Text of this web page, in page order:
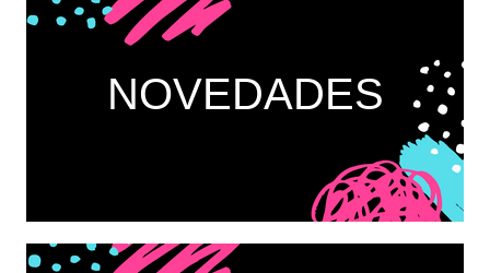
NOVEDADES